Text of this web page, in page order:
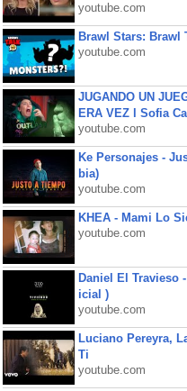
youtube.com
Brawl Stars: Brawl
youtube.com
JUGANDO UN
ERA VEZ l Sofia
youtube.com
Ke Personajes -
bia)
youtube.com
KHEA - Mami Lo
youtube.com
Daniel El Travieso
icial )
youtube.com
Luciano Pereyra,
Ti
youtube.com